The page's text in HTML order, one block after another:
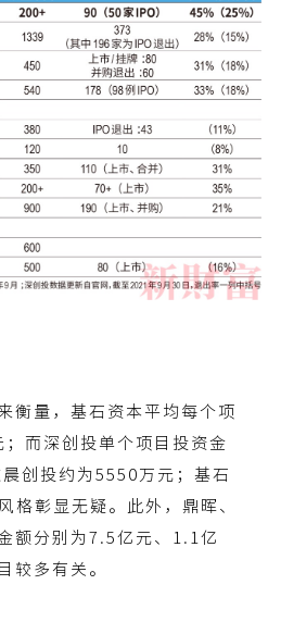
衡量，基石资本平均每个项
而深创投单个项目投资金
创投约为5550万元；基石
彰显无疑。此外，鼎晖、
额分别为7.5亿元、1.1亿
较多有关。